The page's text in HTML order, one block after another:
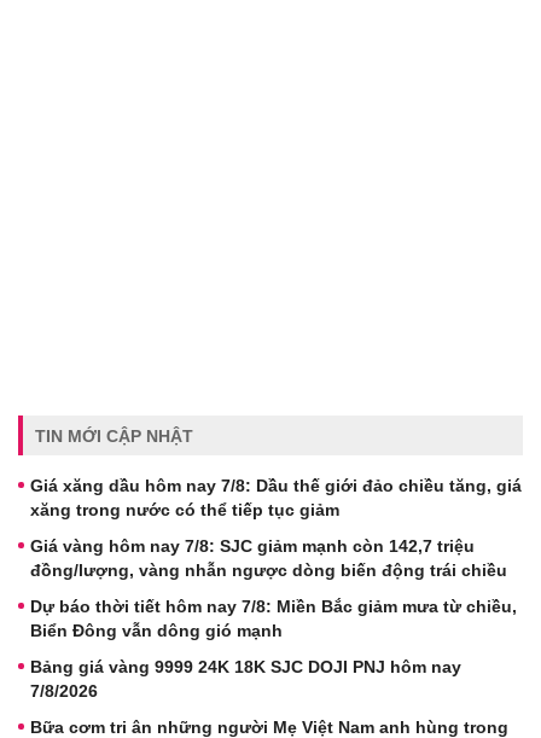
TIN MỚI CẬP NHẬT
Giá xăng dầu hôm nay 7/8: Dầu thế giới đảo chiều tăng, giá
xăng trong nước có thể tiếp tục giảm
Giá vàng hôm nay 7/8: SJC giảm mạnh còn 142,7 triệu
đồng/lượng, vàng nhẫn ngược dòng biến động trái chiều
Dự báo thời tiết hôm nay 7/8: Miền Bắc giảm mưa từ chiều,
Biển Đông vẫn dông gió mạnh
Bảng giá vàng 9999 24K 18K SJC DOJI PNJ hôm nay
7/8/2026
Bữa cơm tri ân những người Mẹ Việt Nam anh hùng trong